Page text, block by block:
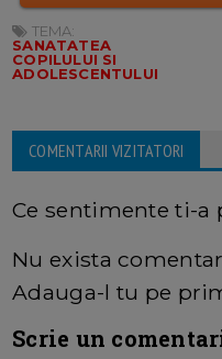
TEMA:
SANATATEA
COPILULUI SI
ADOLESCENTULUI
COMENTARII VIZITATORI
Ce sentimente ti-a
Nu exista
Adauga-l tu pe
Scrie un